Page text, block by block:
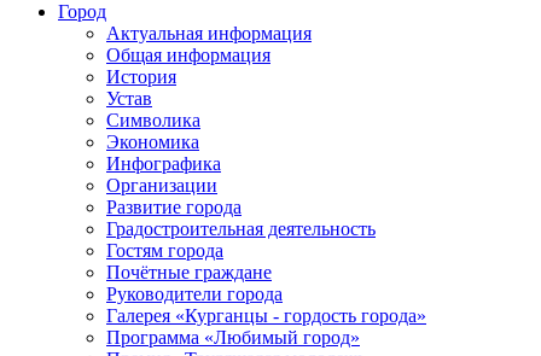
Город
Актуальная информация
Общая информация
История
Устав
Символика
Экономика
Инфографика
Организации
Развитие города
Градостроительная деятельность
Гостям города
Почётные граждане
Руководители города
Галерея «Курганцы - гордость города»
Программа «Любимый город»